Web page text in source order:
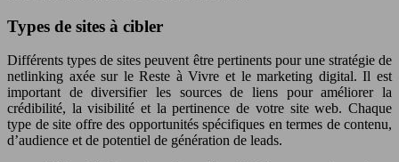
Types de sites à cibler
Différents types de sites peuvent être pertinents pour une stratégie de
netlinking axée sur le Reste à Vivre et le marketing digital. Il est
important de diversifier les sources de liens pour améliorer la
crédibilité, la visibilité et la pertinence de votre site web. Chaque
type de site offre des opportunités spécifiques en termes de contenu,
d’audience et de potentiel de génération de leads.